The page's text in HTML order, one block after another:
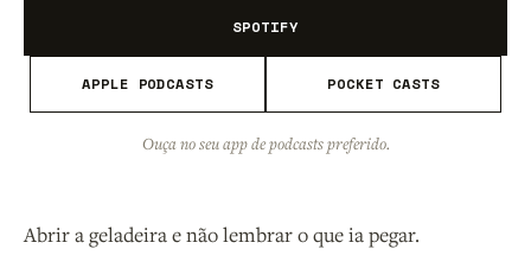
SPOTIFY
APPLE PODCASTS POCKET CASTS
Ouça no seu app de podcasts preferido.
Abrir a geladeira e não lembrar o que ia pegar.